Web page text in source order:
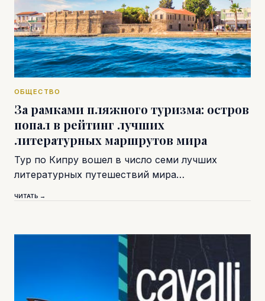
ОБЩЕСТВО
За рамками пляжного туризма: остров
попал в рейтинг лучших
литературных маршрутов мира
Тур по Кипру вошел в число семи лучших
литературных путешествий мира…
ЧИТАТЬ →